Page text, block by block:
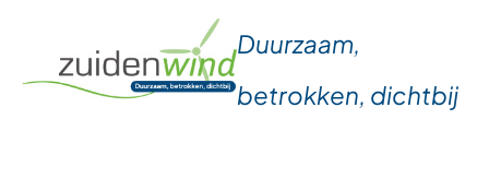
Duurzaam,
betrokken, dichtbij